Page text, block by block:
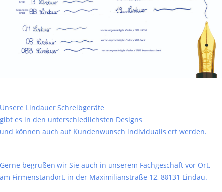
Unsere Lindauer Schreibgeräte
gibt es in den unterschiedlichsten Designs
und können auch auf Kundenwunsch individualisiert werden.
Gerne begrüßen wir Sie auch in unserem Fachgeschäft vor Ort,
am Firmenstandort, in der Maximilianstraße 12, 88131 Lindau.